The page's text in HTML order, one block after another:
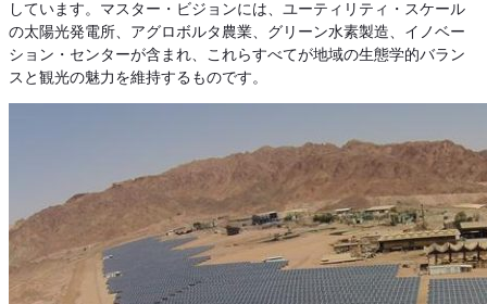
しています。マスター・ビジョンには、ユーティリティ・スケール
の太陽光発電所、アグロボルタ農業、グリーン水素製造、イノベー
ション・センターが含まれ、これらすべてが地域の生態学的バラン
スと観光の魅力を維持するものです。